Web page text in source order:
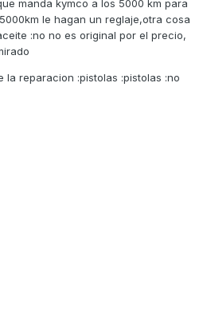
manda kymco a los 5000 km para
le hagan un reglaje,otra cosa
:no no es original por el precio,
la reparacion :pistolas :pistolas :no